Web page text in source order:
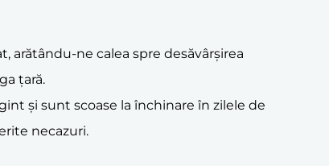
arătându-ne calea spre desăvârșirea
țară.
și sunt scoase la închinare în zilele de
necazuri.